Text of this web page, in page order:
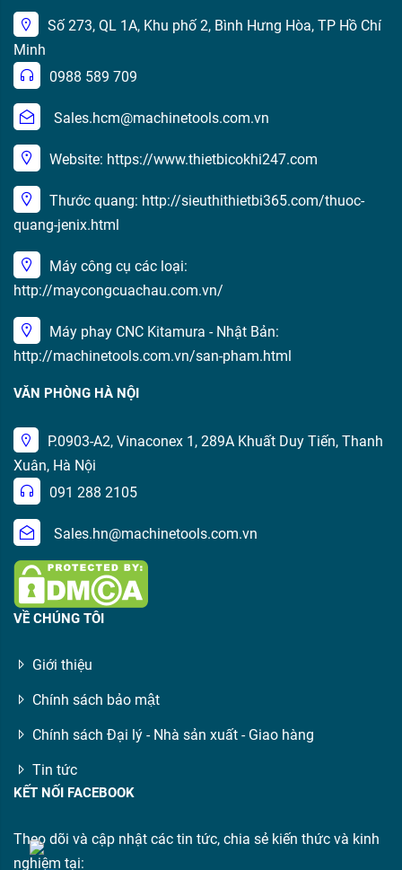
Số 273, QL 1A, Khu phố 2, Bình Hưng Hòa, TP Hồ Chí
Minh
0988 589 709
Sales.hcm@machinetools.com.vn
Website: https://www.thietbicokhi247.com
Thước quang: http://sieuthithietbi365.com/thuoc-
quang-jenix.html
Máy công cụ các loại:
http://maycongcuachau.com.vn/
Máy phay CNC Kitamura - Nhật Bản:
http://machinetools.com.vn/san-pham.html
VĂN PHÒNG HÀ NỘI
P.0903-A2, Vinaconex 1, 289A Khuất Duy Tiến, Thanh
Xuân, Hà Nội
091 288 2105
Sales.hn@machinetools.com.vn
VỀ CHÚNG TÔI
Giới thiệu
Chính sách bảo mật
Chính sách Đại lý - Nhà sản xuất - Giao hàng
Tin tức
KẾT NỐI FACEBOOK
Theo dõi và cập nhật các tin tức, chia sẻ kiến thức và kinh
nghiệm tại: